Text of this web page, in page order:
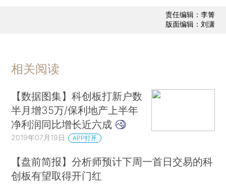
责任编辑：李箐
版面编辑：刘潇
相关阅读
【数据图集】科创板打新户数
半月增35万/保利地产上半年
净利润同比增长近六成
2019年07月19日 APP打开
【盘前简报】分析师预计下周一首日交易的科
创板有望取得开门红